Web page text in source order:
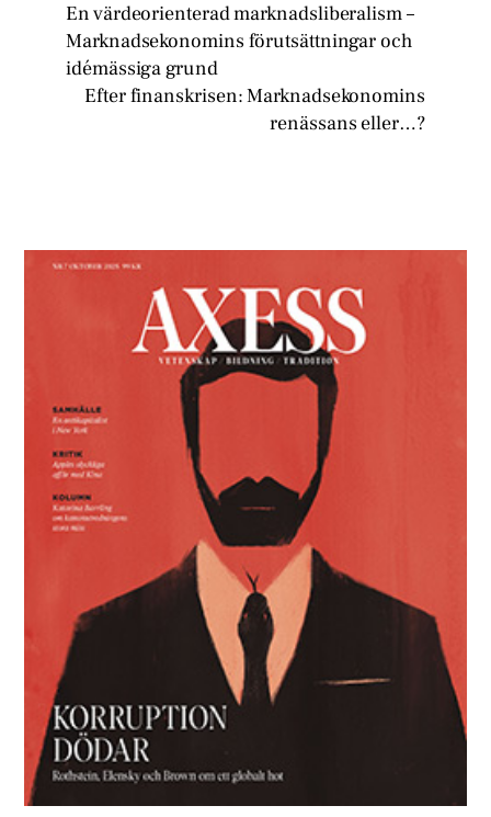
En värdeorienterad marknadsliberalism –
Marknadsekonomins förutsättningar och
idémässiga grund
Efter finanskrisen: Marknadsekonomins
renässans eller…?